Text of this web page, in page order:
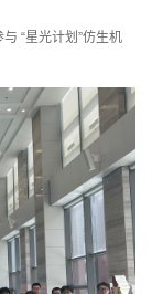
“星光计划”仿生机